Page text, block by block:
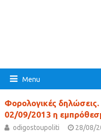
Menu
Φορολογικές
02/09/2013 η
odigostoupoliti
28/08/